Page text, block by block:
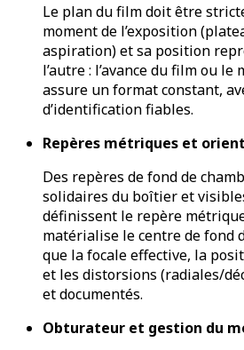
Le plan du film doit être
moment de l’exposition
aspiration) et sa position
l’autre : l’avance du film ou le
assure un format constant,
d’identification fiables.
Repères métriques et
Des repères de fond de
solidaires du boîtier et
définissent le repère
matérialise le centre de fond
que la focale effective, la
et les distorsions (radiales/
et documentés.
Obturateur et gestion du